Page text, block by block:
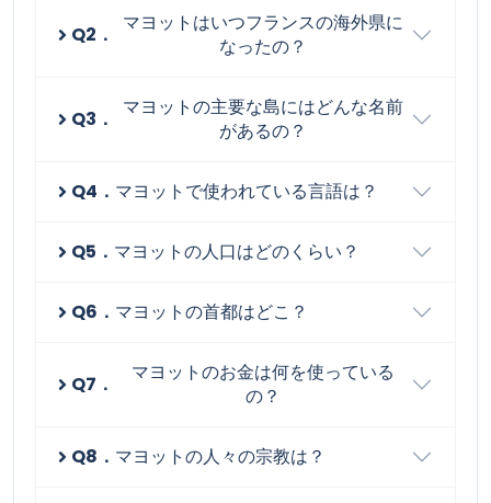
Q2．
マヨットはいつフランスの海外県に
なったの？
Q3．
マヨットの主要な島にはどんな名前
があるの？
Q4． マヨットで使われている言語は？
Q5． マヨットの人口はどのくらい？
Q6． マヨットの首都はどこ？
Q7．
マヨットのお金は何を使っている
の？
Q8． マヨットの人々の宗教は？